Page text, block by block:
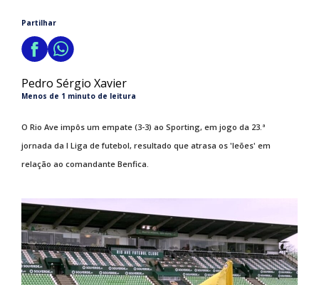
Partilhar
Pedro Sérgio Xavier
Menos de 1 minuto de leitura
O Rio Ave impôs um empate (3-3) ao Sporting, em jogo da 23.ª
jornada da I Liga de futebol, resultado que atrasa os 'leões' em
relação ao comandante Benfica.